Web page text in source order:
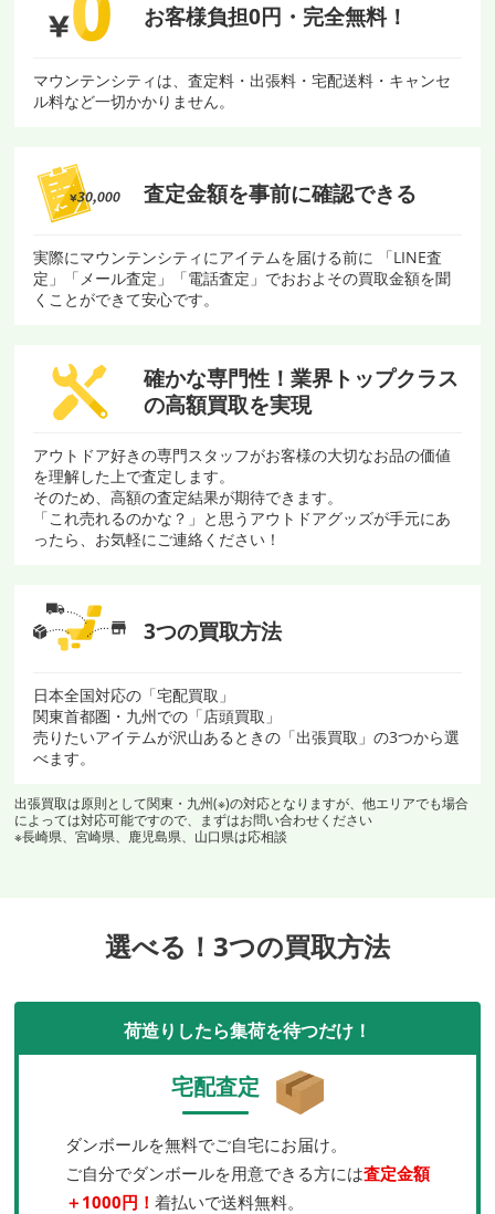
お客様負担0円・ 完全無料！
マウンテンシティは、査定料・出張料・宅配送料・キャンセ
ル料など一切かかりません。
査定金額を事前に確認できる
実際にマウンテンシティにアイテムを届ける前に 「LINE査
定」「メール査定」「電話査定」でおおよその買取金額を聞
くことができて安心です。
確かな専門性！ 業界トップクラス
の高額買取を実現
アウトドア好きの専門スタッフがお客様の大切なお品の価値
を理解した上で査定します。
そのため、高額の査定結果が期待できます。
「これ売れるのかな？」と思うアウトドアグッズが手元にあ
ったら、お気軽にご連絡ください！
3つの買取方法
日本全国対応の「宅配買取」
関東首都圏・九州での「店頭買取」
売りたいアイテムが沢山あるときの「出張買取」の3つから選
べます。
出張買取は原則として関東・九州(※)の対応となりますが、他エリアでも場合
によっては対応可能ですので、まずはお問い合わせください
※長崎県、宮崎県、鹿児島県、山口県は応相談
選べる！3つの買取方法
荷造りしたら集荷を待つだけ！
宅配査定
ダンボールを無料でご自宅にお届け。
ご自分でダンボールを用意できる方には査定金額
＋1000円！ 着払いで送料無料。